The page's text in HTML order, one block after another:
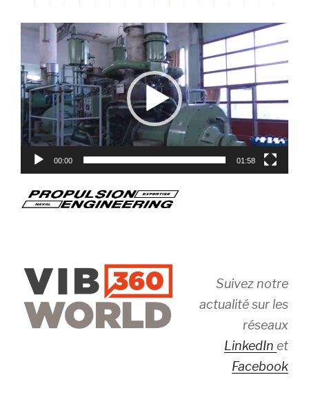
Lecteur
00:00 01:58
Suivez notre
actualité sur les
réseaux
LinkedIn et
Facebook